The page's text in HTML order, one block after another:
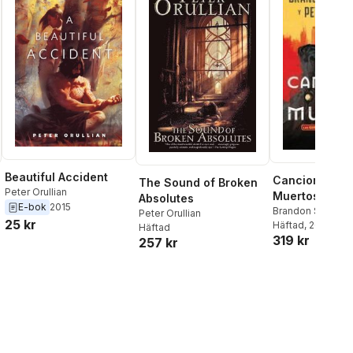
Beautiful Accident
Peter Orullian
E-bok 2015
25 kr
The Sound of Broken
Absolutes
Peter Orullian
Häftad
257 kr
Canciones de
Muertos /
the Dead
Brandon
Orullian
Häftad, 2026
319 kr